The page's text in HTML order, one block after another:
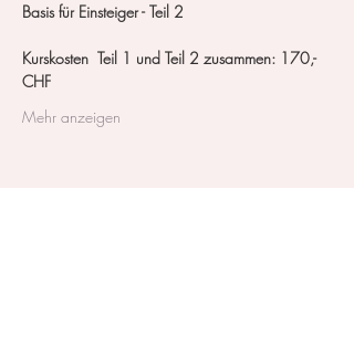
Basis für Einsteiger - Teil 2
Kurskosten  Teil 1 und Teil 2 zusammen: 170,-
CHF
Mehr anzeigen